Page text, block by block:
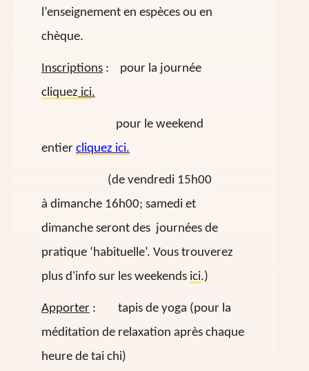
l’enseignement en espèces ou en
chèque.
Inscriptions : pour la journée
cliquez ici.
pour le weekend
entier cliquez ici.
(de vendredi 15h00
à dimanche 16h00; samedi et
dimanche seront des journées de
pratique ‘habituelle’. Vous trouverez
plus d'info sur les weekends ici.)
Apporter : tapis de yoga (pour la
méditation de relaxation après chaque
heure de tai chi)